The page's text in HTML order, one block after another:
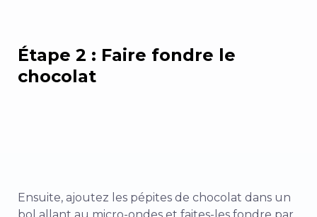
Étape 2 : Faire fondre le
chocolat
Ensuite, ajoutez les pépites de chocolat dans un